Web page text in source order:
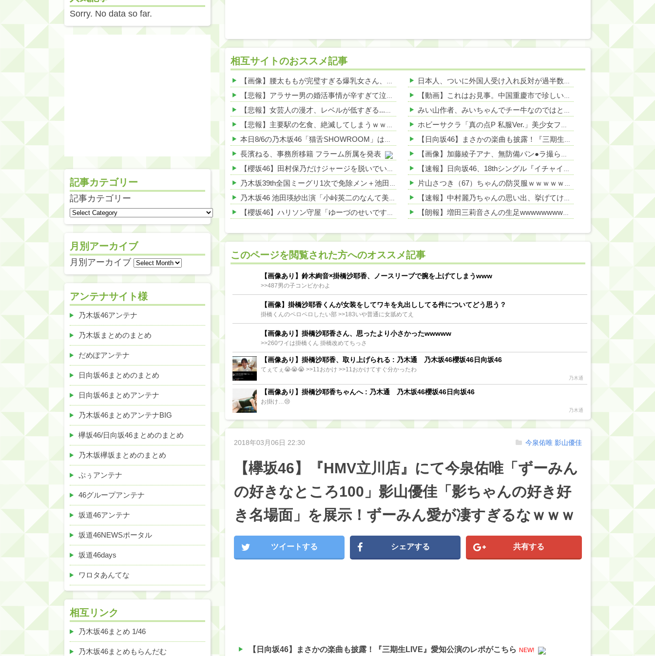
相互サイトのおススメ記事
【画像】腰太ももが完璧すぎる爆乳女さん、見つかるｗｗｗｗ 他 NEW!
【悲報】アラサー男の婚活事情が辛すぎて泣けてくるwwwwwww 他 NEW!
【悲報】女芸人の漫才、レベルが低すぎる...その理由がこれwww 他 NEW!
【悲報】主要駅の乞食、絶滅してしまうｗｗｗｗその理由がこれｗｗｗｗ 他 NEW!
本日8/6の乃木坂46「猫舌SHOWROOM」は筒井あやめ＆鈴木佑捺
長濱ねる、事務所移籍 フラーム所属を発表
【櫻坂46】田村保乃だけジャージを脱いでいた理由
乃木坂39th全国ミーグリ1次で免除メン＋池田・一ノ瀬・井上・川﨑・菅原・中西が全完売
乃木坂46 池田瑛紗出演「小峠英二のなんて美だ！」テーマ：徳川家康【2025.8.5 24:00〜 TOKYO MX】
【櫻坂46】ハリソン守屋「ゆーづのせいです」【ラヴィット!】
【日向坂46】この月、何かあるのか！？『お願いバッハ！』ミーグリ日程がこちら
Powered by livedoor 相互RSS
日本人、ついに外国人受け入れ反対が過半数突破ｗｗｗ
【動画】これはお見事。中国重慶市で珍しい事故が撮影される。
みい山作者、みいちゃんでチー牛なのではという疑惑が生まれるｗｗｗｗｗｗｗ
ホビーサクラ「真の点P 私服Ver.」美少女フィギュア【予約開始】
【日向坂46】まさかの楽曲も披露！『三期生LIVE』愛知公演のレポがこちら
【画像】加藤綾子アナ、無防備パン●ラ撮られちゃう
【速報】日向坂46、18thシングル『イチャイチャ虫』の発売が決定！！
片山さつき（67）ちゃんの防災服ｗｗｗｗｗｗｗｗｗｗｗｗｗｗｗｗｗｗｗ（画像あり）
【速報】中村麗乃ちゃんの思い出、挙げてけwwwwwwwwwww
【朗報】増田三莉音さんの生足wwwwwwwwwwww
乃木坂46『オリコン上半期SG1位獲得!!』←もうこれ今が全盛期だろwwwwww
Powered by livedoor 相互RSS
このページを閲覧された方へのオススメ記事
【画像あり】鈴木絢音×掛橋沙耶香、ノースリーブで腕を上げてしまうwww
>>487男の子コンビかわよ
【画像】掛橋沙耶香くんが女装をしてワキを丸出ししてる件についてどう思う？
掛橋くんのペロペロしたい部 >>183いや普通に女舐めてえ
【画像あり】掛橋沙耶香さん、思ったより小さかったwwwww
>>260ワイは掛橋くん 掛橋改めてちっさ
【画像あり】掛橋沙耶香、取り上げられる : 乃木通 乃木坂46櫻坂46日向坂46
てぇてぇ😭😭😭 >>11おかけ >>11おかけてすぐ分かったわ
乃木通
【画像あり】掛橋沙耶香ちゃんへ : 乃木通 乃木坂46櫻坂46日向坂46
お掛け…😢
乃木通
2018年03月06日 22:30
【欅坂46】『HMV立川店』にて今泉佑唯「ずーみん
の好きなところ100」影山優佳「影ちゃんの好き好
き名場面」を展示！ずーみん愛が凄すぎるなｗｗｗ
今泉佑唯 影山優佳
ツイートする シェアする 共有する
【日向坂46】まさかの楽曲も披露！『三期生LIVE』愛知公演のレポがこちら NEW!
Sorry. No data so far.
記事カテゴリー
記事カテゴリー
月別アーカイブ
月別アーカイブ
アンテナサイト様
乃木坂46アンテナ
乃木坂まとめのまとめ
だめぽアンテナ
日向坂46まとめのまとめ
日向坂46まとめアンテナ
乃木坂46まとめアンテナBIG
欅坂46/日向坂46まとめのまとめ
乃木坂欅坂まとめのまとめ
ぷぅアンテナ
46グループアンテナ
坂道46アンテナ
坂道46NEWSポータル
坂道46days
ワロタあんてな
相互リンク
乃木坂46まとめ 1/46
乃木坂46まとめもらんだむ